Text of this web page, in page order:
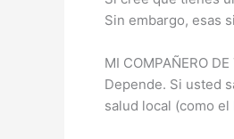
Sin embargo, esas
MI COMPAÑERO
Depende. Si usted
salud local (como el